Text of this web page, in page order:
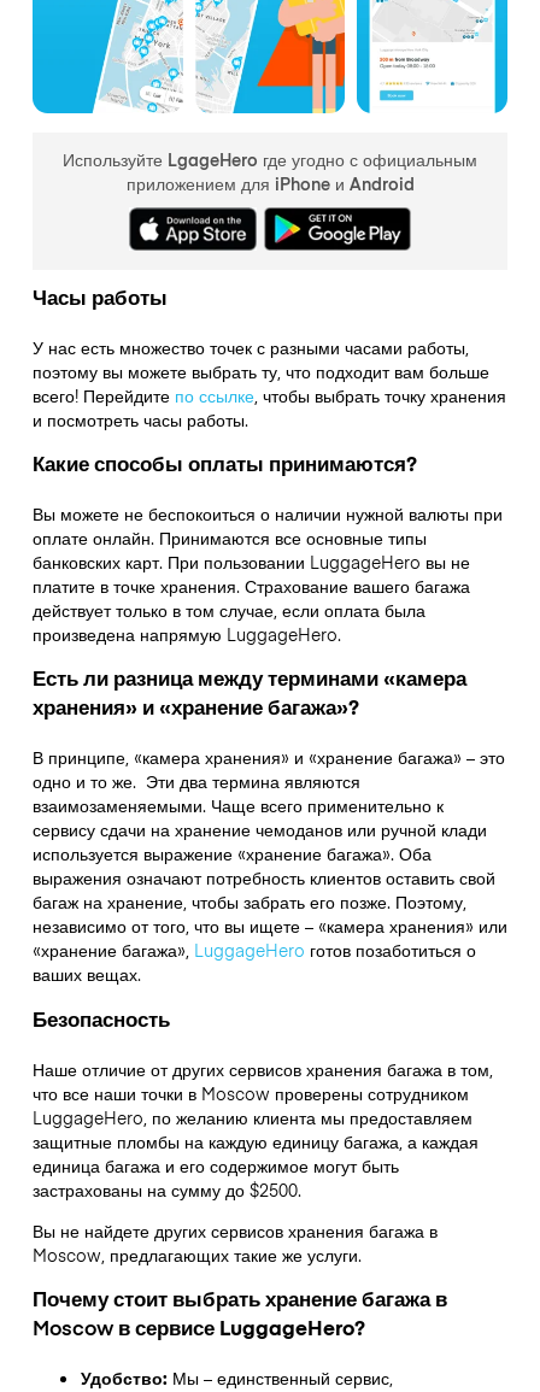
Используйте LgageHero где угодно с официальным
приложением для iPhone и Android
Часы работы
У нас есть множество точек с разными часами работы,
поэтому вы можете выбрать ту, что подходит вам больше
всего! Перейдите по ссылке, чтобы выбрать точку хранения
и посмотреть часы работы.
Какие способы оплаты принимаются?
Вы можете не беспокоиться о наличии нужной валюты при
оплате онлайн. Принимаются все основные типы
банковских карт. При пользовании LuggageHero вы не
платите в точке хранения. Страхование вашего багажа
действует только в том случае, если оплата была
произведена напрямую LuggageHero.
Есть ли разница между терминами «камера
хранения» и «хранение багажа»?
В принципе, «камера хранения» и «хранение багажа» – это
одно и то же. Эти два термина являются
взаимозаменяемыми. Чаще всего применительно к
сервису сдачи на хранение чемоданов или ручной клади
используется выражение «хранение багажа». Оба
выражения означают потребность клиентов оставить свой
багаж на хранение, чтобы забрать его позже. Поэтому,
независимо от того, что вы ищете – «камера хранения» или
«хранение багажа»,LuggageHero готов позаботиться о
ваших вещах.
Безопасность
Наше отличие от других сервисов хранения багажа в том,
чтовсе наши точки в Moscow проверены сотрудником
LuggageHero, по желанию клиента мы предоставляем
защитные пломбы на каждую единицу багажа, а каждая
единица багажа и его содержимое могут быть
застрахованы на сумму до $2500.
Вы не найдете других сервисов хранения багажа в
Moscow , предлагающих такие же услуги.
Почему стоит выбрать хранение багажа в
Moscowв сервисе LuggageHero?
Удобство: Мы – единственный сервис,